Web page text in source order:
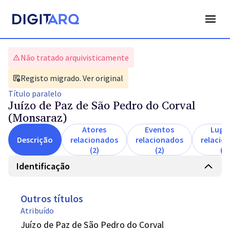
Não tratado arquivisticamente
Registo migrado. Ver original
Título paralelo
Juízo de Paz de São Pedro do Corval
(Monsaraz)
Descrição
Atores
relacionados
(2)
Eventos
relacionados
(2)
(1)
Identificação
Outros títulos
Atribuído
Juízo de Paz de São Pedro do Corval